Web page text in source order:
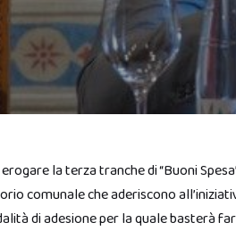
la terza tranche di “Buoni
comunale che aderiscono
di adesione per la quale basterà